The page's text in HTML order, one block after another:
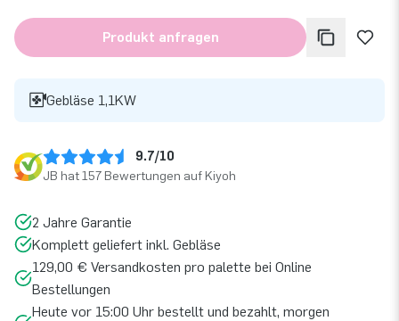
Produkt anfragen
Gebläse 1,1KW
9.7/10
JB hat 157 Bewertungen auf Kiyoh
2 Jahre Garantie
Komplett geliefert inkl. Gebläse
129,00 € Versandkosten pro palette bei Online
Bestellungen
Heute vor 15:00 Uhr bestellt und bezahlt, morgen